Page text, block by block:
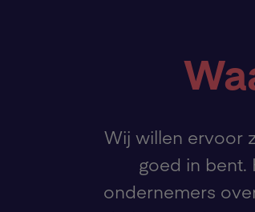
Wij willen ervoor
goed in bent.
ondernemers